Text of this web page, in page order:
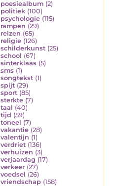
poesiealbum (2)
politiek (100)
psychologie (115)
rampen (29)
reizen (65)
religie (126)
schilderkunst (25)
school (67)
sinterklaas (5)
sms (1)
songtekst (1)
spijt (29)
sport (85)
sterkte (7)
taal (40)
tijd (59)
toneel (7)
vakantie (28)
valentijn (1)
verdriet (136)
verhuizen (3)
verjaardag (17)
verkeer (27)
voedsel (26)
vriendschap (158)